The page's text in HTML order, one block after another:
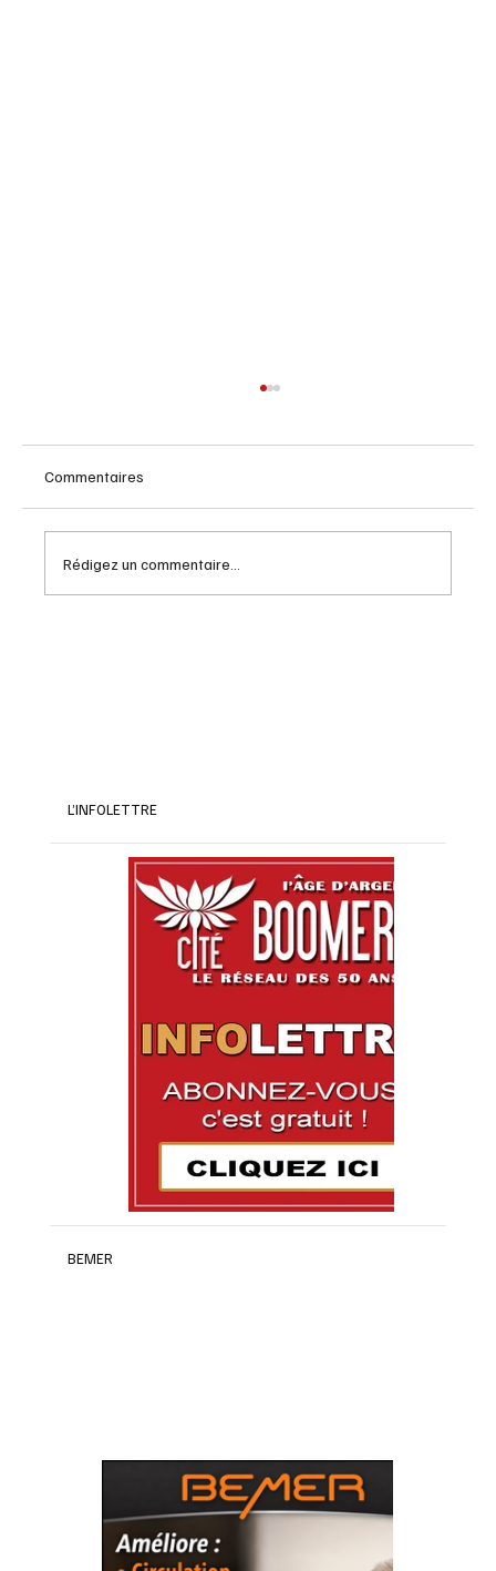
Commentaires
Rédigez un commentaire...
L’INFOLETTRE
BEMER